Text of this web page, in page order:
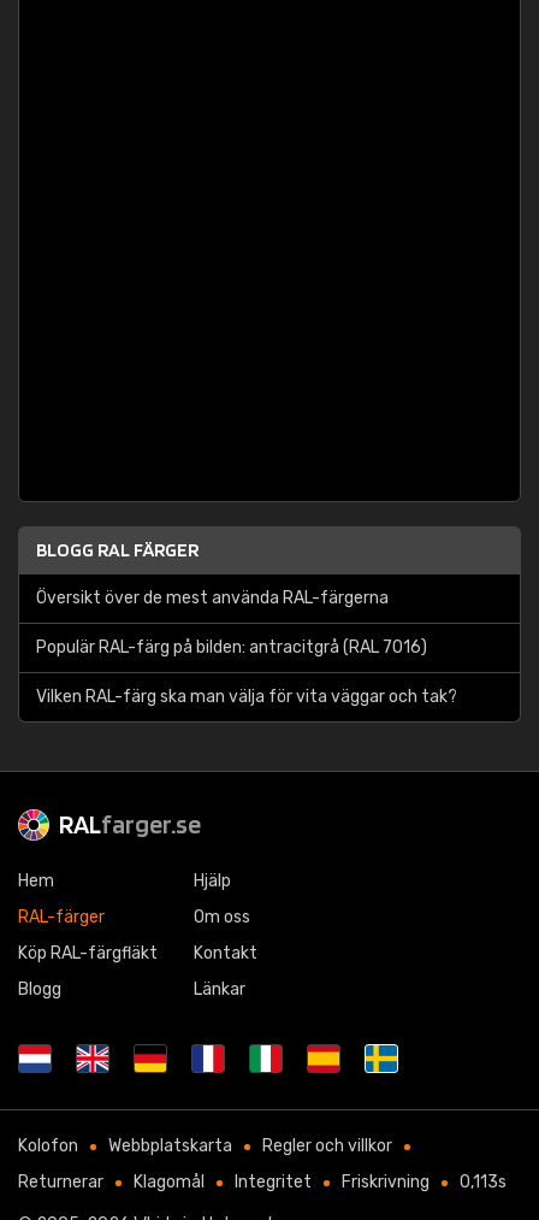
BLOGG RAL FÄRGER
Översikt över de mest använda RAL-färgerna
Populär RAL-färg på bilden: antracitgrå (RAL 7016)
Vilken RAL-färg ska man välja för vita väggar och tak?
RALfarger.se
Hem
RAL-färger
Köp RAL-färgfläkt
Blogg
Hjälp
Om oss
Kontakt
Länkar
Kolofon Webbplatskarta
Regler och villkor
Returnerar
Klagomål Integritet Friskrivning 0,113s